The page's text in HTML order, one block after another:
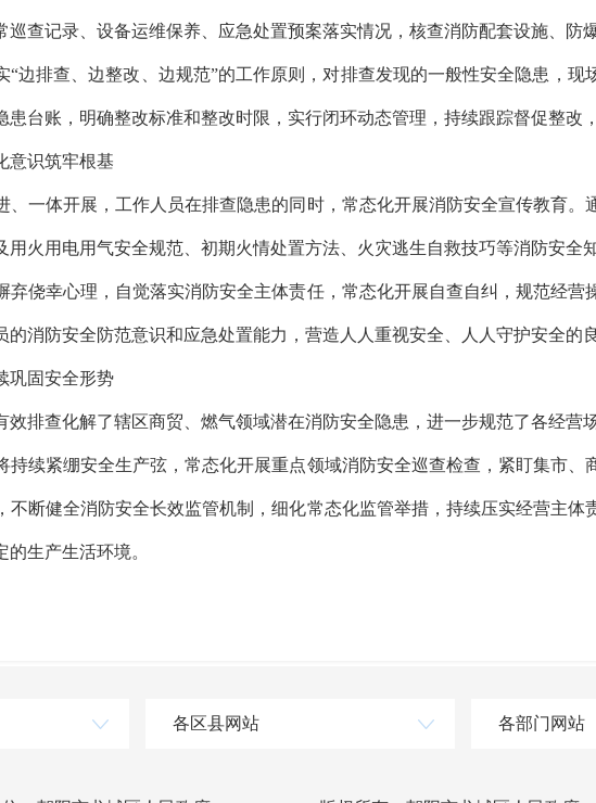
巡查记录、设备运维保养、应急处置预案落实情况，核查消防配套设施、防
边排查、边整改、边规范”的工作原则，对排查发现的一般性安全隐患，现
患台账，明确整改标准和整改时限，实行闭环动态管理，持续跟踪督促整改
意识筑牢根基
一体开展，工作人员在排查隐患的同时，常态化开展消防安全宣传教育。
用火用电用气安全规范、初期火情处置方法、火灾逃生自救技巧等消防安全知
侥幸心理，自觉落实消防安全主体责任，常态化开展自查自纠，规范经
的消防安全防范意识和应急处置能力，营造人人重视安全、人人守护安全的
巩固安全形势
排查化解了辖区商贸、燃气领域潜在消防安全隐患，进一步规范了各经营
续紧绷安全生产弦，常态化开展重点领域消防安全巡查检查，紧盯集市、
不断健全消防安全长效监管机制，细化常态化监管举措，持续压实经营主体
生产生活环境。
各区县网站 各部门网站